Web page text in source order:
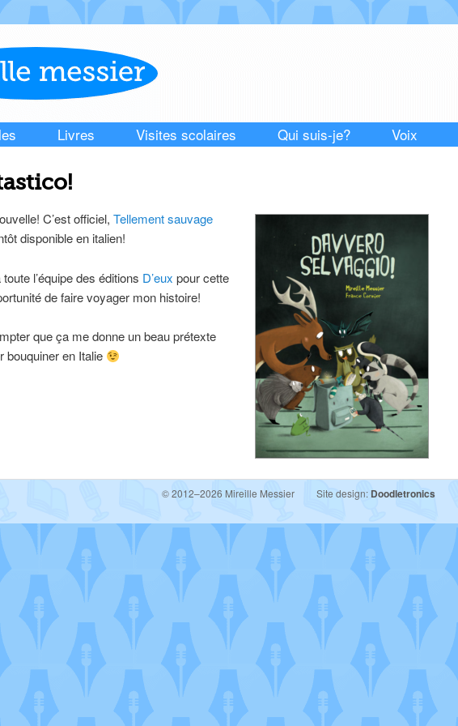
content
content
Livres Visites scolaires Qui suis-je? Voix
C’est officiel, Tellement sauvage
disponible en italien!
toute l’équipe des éditions D’eux pour cette
de faire voyager mon histoire!
que ça me donne un beau prétexte
bouquiner en Italie
© 2012–2026 Mireille Messier Site design: Doodletronics